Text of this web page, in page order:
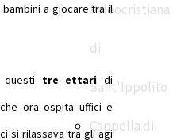
Paleocristiana
di
Sant'Ippolito
Cappella di
a giocare tra il
tre ettari di
ora ospita uffici e
si rilassava tra gli agi